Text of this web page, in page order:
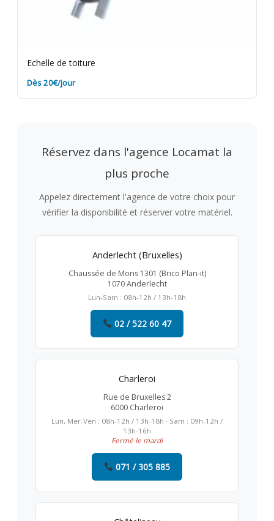
Echelle de toiture
Dès 20€/jour
Réservez dans l'agence Locamat la
plus proche
Appelez directement l'agence de votre choix pour
vérifier la disponibilité et réserver votre matériel.
Anderlecht (Bruxelles)
Chaussée de Mons 1301 (Brico Plan-it)
1070 Anderlecht
Lun-Sam : 08h-12h / 13h-18h
02 / 522 60 47
Charleroi
Rue de Bruxelles 2
6000 Charleroi
Lun, Mer-Ven : 08h-12h / 13h-18h · Sam : 09h-12h /
13h-16h
Fermé le mardi
071 / 305 885